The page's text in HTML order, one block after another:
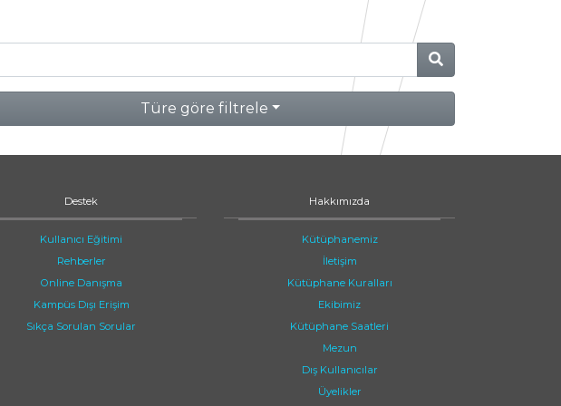
Türe göre filtrele
Destek
Kullanıcı Eğitimi
Rehberler
Online Danışma
Kampüs Dışı Erişim
Sıkça Sorulan Sorular
Hakkımızda
Kütüphanemiz
İletişim
Kütüphane Kuralları
Ekibimiz
Kütüphane Saatleri
Mezun
Dış Kullanıcılar
Üyelikler